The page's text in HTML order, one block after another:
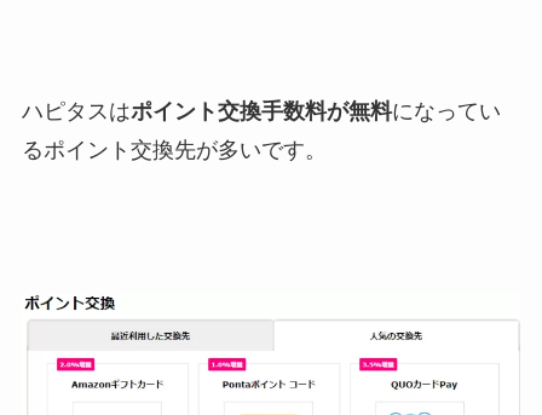
ハピタスはポイント交換手数料が無料になってい
るポイント交換先が多いです。